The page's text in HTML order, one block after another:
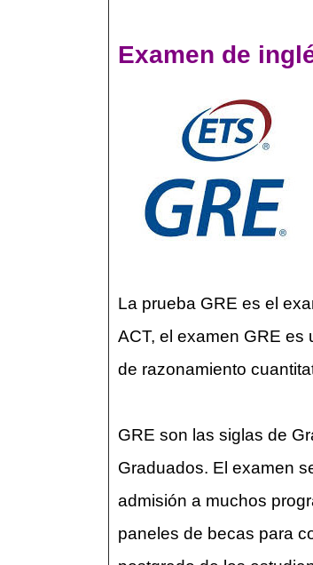
Examen de
La prueba GRE es el
ACT, el examen GRE
de razonamiento
GRE son las siglas de
Graduados. El examen
admisión a muchos
paneles de becas para